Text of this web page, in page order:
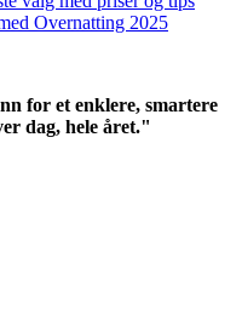
Overnatting 2025
for et enklere, smartere
dag, hele året."